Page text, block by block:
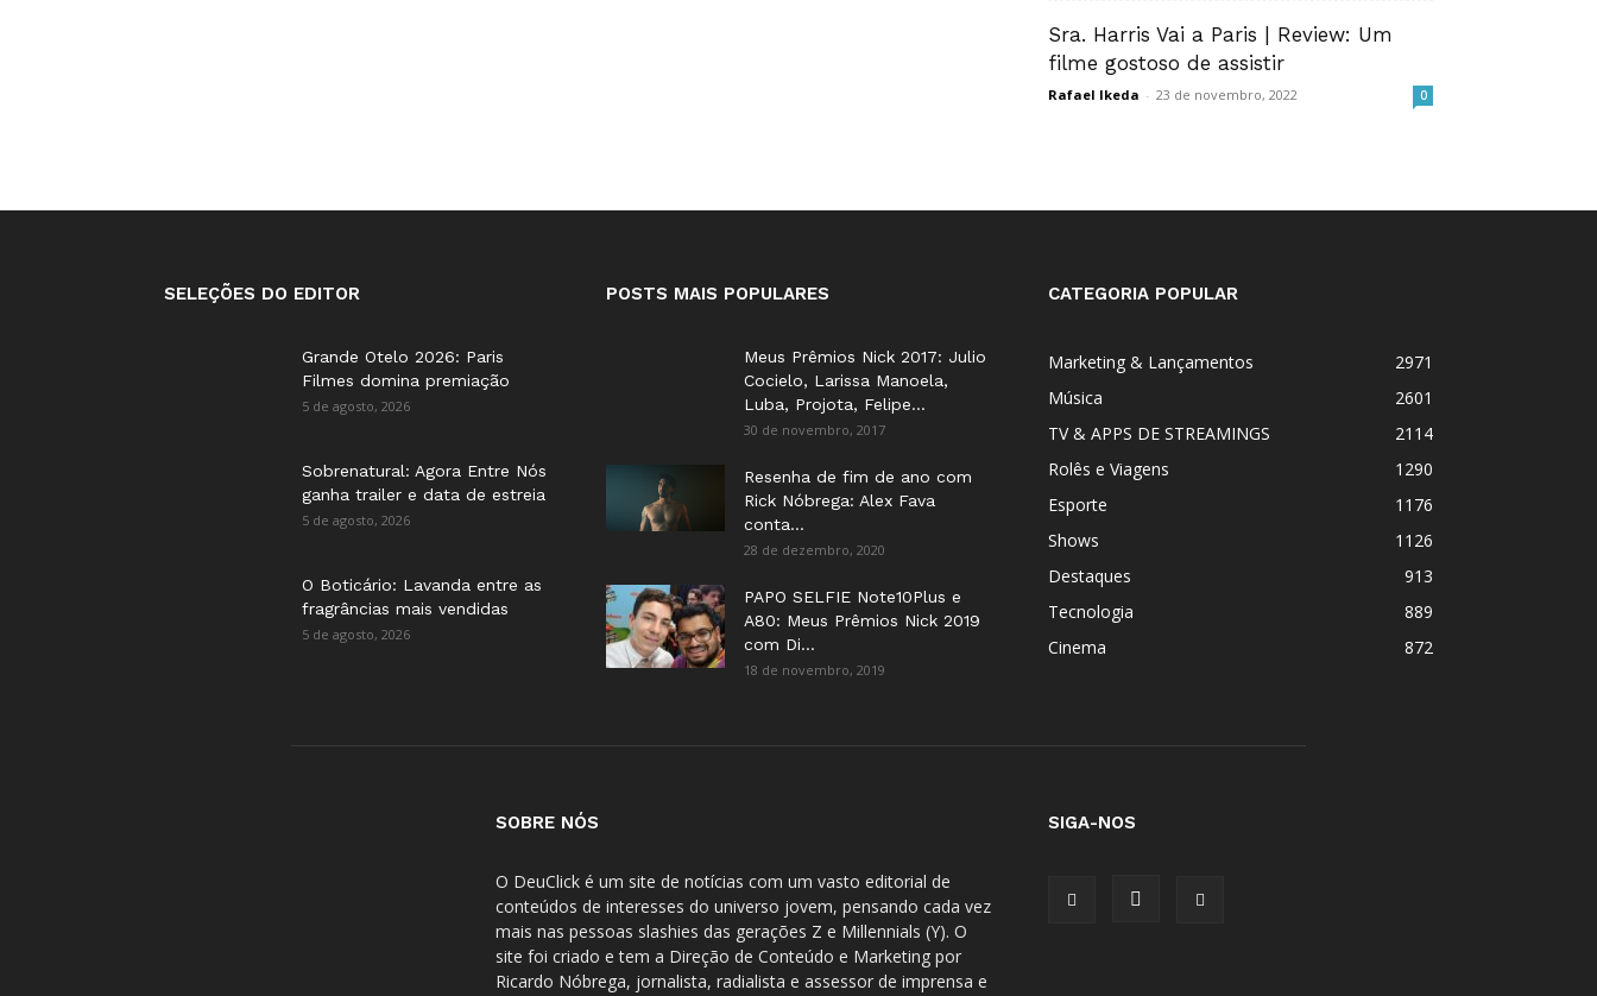
Sra. Harris Vai a Paris | Review: Um
filme gostoso de assistir
Rafael Ikeda - 23 de novembro, 2022 0
SELEÇÕES DO EDITOR
Grande Otelo 2026: Paris
Filmes domina premiação
5 de agosto, 2026
Sobrenatural: Agora Entre Nós
ganha trailer e data de estreia
5 de agosto, 2026
O Boticário: Lavanda entre as
fragrâncias mais vendidas
5 de agosto, 2026
POSTS MAIS POPULARES
Meus Prêmios Nick 2017: Julio
Cocielo, Larissa Manoela,
Luba, Projota, Felipe...
30 de novembro, 2017
Resenha de fim de ano com
Rick Nóbrega: Alex Fava
conta...
28 de dezembro, 2020
PAPO SELFIE Note10Plus e
A80: Meus Prêmios Nick 2019
com Di...
18 de novembro, 2019
CATEGORIA POPULAR
Marketing & Lançamentos
2971
Música
2601
TV & APPS DE STREAMINGS
2114
Rolês e Viagens
1290
Esporte
1176
Shows
1126
Destaques
913
Tecnologia
889
Cinema
872
SOBRE NÓS
O DeuClick é um site de notícias com um vasto editorial de
conteúdos de interesses do universo jovem, pensando cada vez
mais nas pessoas slashies das gerações Z e Millennials (Y). O
site foi criado e tem a Direção de Conteúdo e Marketing por
Ricardo Nóbrega, jornalista, radialista e assessor de imprensa e
SIGA-NOS